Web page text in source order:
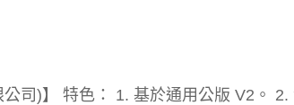
司)】 特色： 1. 基於通用公版 V2。 2.